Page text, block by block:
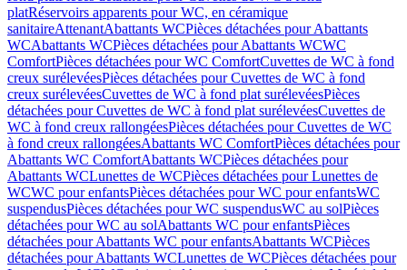
platRéservoirs apparents pour WC, en céramique
sanitaireAttenantAbattants WCPièces détachées pour Abattants
WCAbattants WCPièces détachées pour Abattants WCWC
ComfortPièces détachées pour WC ComfortCuvettes de WC à fond
creux surélevéesPièces détachées pour Cuvettes de WC à fond
creux surélevéesCuvettes de WC à fond plat surélevéesPièces
détachées pour Cuvettes de WC à fond plat surélevéesCuvettes de
WC à fond creux rallongéesPièces détachées pour Cuvettes de WC
à fond creux rallongéesAbattants WC ComfortPièces détachées pour
Abattants WC ComfortAbattants WCPièces détachées pour
Abattants WCLunettes de WCPièces détachées pour Lunettes de
WCWC pour enfantsPièces détachées pour WC pour enfantsWC
suspendusPièces détachées pour WC suspendusWC au solPièces
détachées pour WC au solAbattants WC pour enfantsPièces
détachées pour Abattants WC pour enfantsAbattants WCPièces
détachées pour Abattants WCLunettes de WCPièces détachées pour